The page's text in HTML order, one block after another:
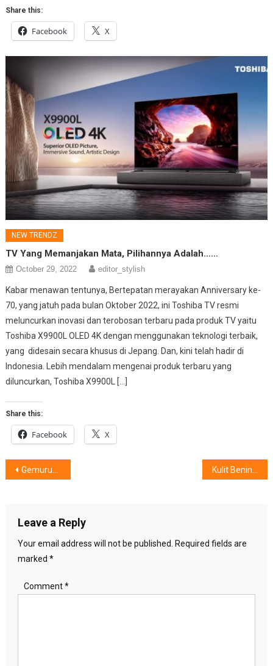
Share this:
Facebook X
NEW TRENDZ
TV Yang Memanjakan Mata, Pilihannya Adalah……
October 29, 2022 editor_stylish
Kabar menawan tentunya, Bertepatan merayakan Anniversary ke-
70, yang jatuh pada bulan Oktober 2022, ini Toshiba TV resmi
meluncurkan inovasi dan terobosan terbaru pada produk TV yaitu
Toshiba X9900L OLED 4K dengan menggunakan teknologi terbaik,
yang didesain secara khusus di Jepang. Dan, kini telah hadir di
Indonesia. Lebih mendalam mengenai produk terbaru yang
diluncurkan, Toshiba X9900L […]
Share this:
Facebook X
Post
Gemuruh ‘Pedagang Tangguh Miwon 7’
Leave a Reply
Your email address will not be published.
Required fields are
marked *
Comment*